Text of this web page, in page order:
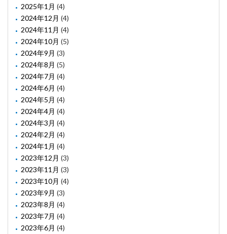
2025年1月 (4)
2024年12月 (4)
2024年11月 (4)
2024年10月 (5)
2024年9月 (3)
2024年8月 (5)
2024年7月 (4)
2024年6月 (4)
2024年5月 (4)
2024年4月 (4)
2024年3月 (4)
2024年2月 (4)
2024年1月 (4)
2023年12月 (3)
2023年11月 (3)
2023年10月 (4)
2023年9月 (3)
2023年8月 (4)
2023年7月 (4)
2023年6月 (4)